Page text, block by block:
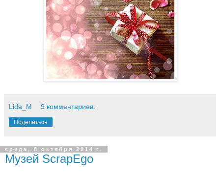
Lida_M 9 комментариев:
Поделиться
среда, 8 октября 2014 г.
Музей ScrapEgo